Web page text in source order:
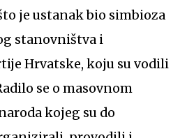
je ustanak bio simbioza
stanovništva i
Hrvatske, koju su vodili
se o masovnom
kojeg su do